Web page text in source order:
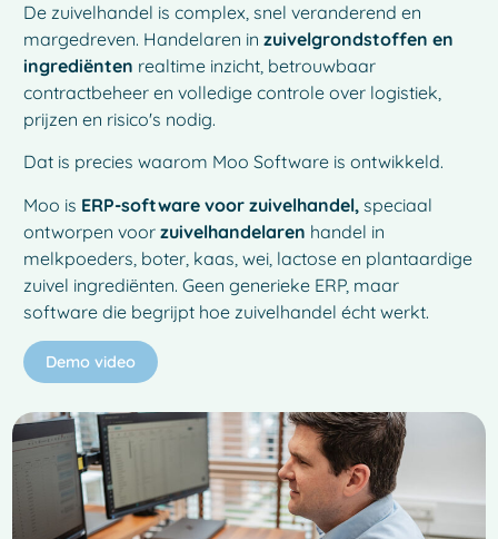
De zuivelhandel is complex, snel veranderend en
margedreven. Handelaren inzuivelgrondstoffen en
ingrediënten realtime inzicht, betrouwbaar
contractbeheer en volledige controle over logistiek,
prijzen en risico's nodig.
Dat is precies waarom Moo Software is ontwikkeld.
Moo is ERP-software voor zuivelhandel, speciaal
ontworpen voorzuivelhandelaren handel in
melkpoeders, boter, kaas, wei, lactose en plantaardige
zuivel ingrediënten. Geen generieke ERP, maar
software die begrijpt hoe zuivelhandel écht werkt.
Demo video